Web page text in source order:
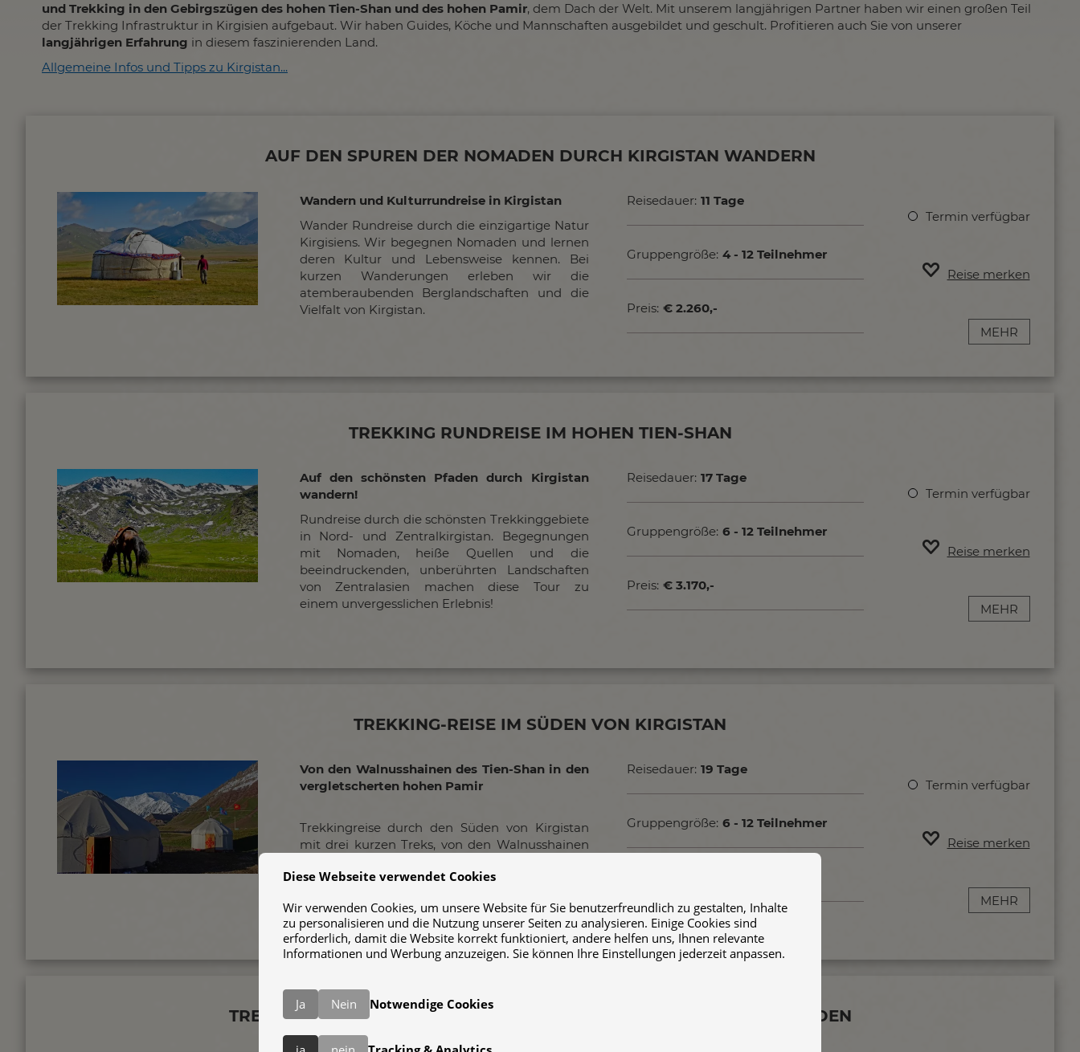
und Trekking in den Gebirgszügen des hohen Tien-Shan und des hohen Pamir, dem Dach der Welt. Mit unserem langjährigen Partner haben wir einen großen Teil
der Trekking Infrastruktur in Kirgisien aufgebaut. Wir haben Guides, Köche und Mannschaften ausgebildet und geschult. Profitieren auch Sie von unserer
langjährigen Erfahrung in diesem faszinierenden Land.
Allgemeine Infos und Tipps zu Kirgistan...
AUF DEN SPUREN DER NOMADEN DURCH KIRGISTAN WANDERN
Wandern und Kulturrundreise in Kirgistan
Wander Rundreise durch die einzigartige Natur
Kirgisiens. Wir begegnen Nomaden und lernen
deren Kultur und Lebensweise kennen. Bei
kurzen Wanderungen erleben wir die
atemberaubenden Berglandschaften und die
Vielfalt von Kirgistan.
Reisedauer: 11 Tage
Gruppengröße: 4 - 12 Teilnehmer
Preis: € 2.260,-
Termin verfügbar
Reise merken
MEHR
TREKKING RUNDREISE IM HOHEN TIEN-SHAN
Auf den schönsten Pfaden durch Kirgistan
wandern!
Rundreise durch die schönsten Trekkinggebiete
in Nord- und Zentralkirgistan. Begegnungen
mit Nomaden, heiße Quellen und die
beeindruckenden, unberührten Landschaften
von Zentralasien machen diese Tour zu
einem unvergesslichen Erlebnis!
Reisedauer: 17 Tage
Gruppengröße: 6 - 12 Teilnehmer
Preis: € 3.170,-
Termin verfügbar
Reise merken
MEHR
TREKKING-REISE IM SÜDEN VON KIRGISTAN
Von den Walnusshainen des Tien-Shan in den
vergletscherten hohen Pamir
Trekkingreise durch den Süden von Kirgistan
mit drei kurzen Treks, von den Walnusshainen
(7134 m) im hohen Pamir. Mit Besteigung des
Reisedauer: 19 Tage
Gruppengröße: 6 - 12 Teilnehmer
Termin verfügbar
Reise merken
MEHR
TREK ZUM SON-KUL, DEM BLAUEN JUWEL DER KIRGISISCHEN NOMADEN
Diese Webseite verwendet Cookies
Wir verwenden Cookies, um unsere Website für Sie benutzerfreundlich zu gestalten, Inhalte
zu personalisieren und die Nutzung unserer Seiten zu analysieren. Einige Cookies sind
erforderlich, damit die Website korrekt funktioniert, andere helfen uns, Ihnen relevante
Informationen und Werbung anzuzeigen. Sie können Ihre Einstellungen jederzeit anpassen.
Ja Nein Notwendige Cookies